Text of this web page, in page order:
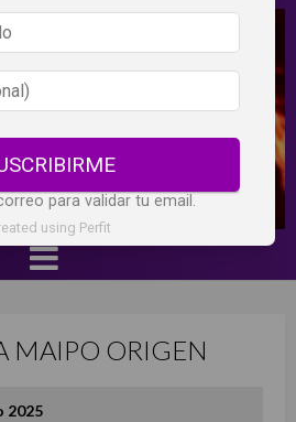
MAIPO ORIGEN
2025
para validar tu email.
using Perfit